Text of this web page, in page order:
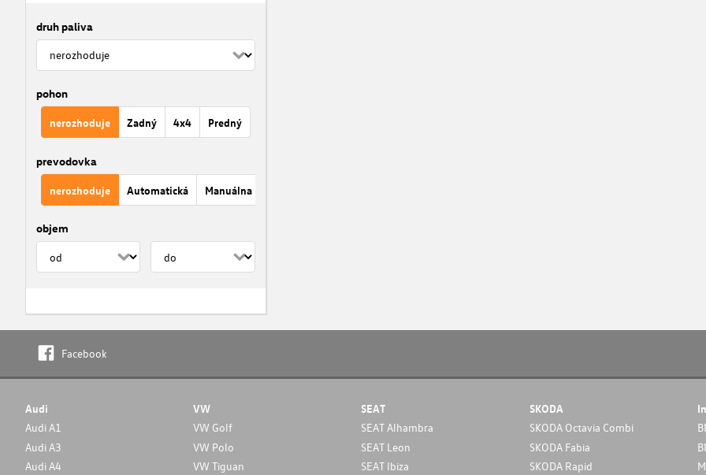
druh paliva
pohon
nerozhoduje Zadný 4x4 Predný
prevodovka
nerozhoduje Automatická Manuálna
objem
Facebook
Audi
Audi A1
Audi A3
Audi A4
VW
VW Golf
VW Polo
VW Tiguan
SEAT
SEAT Alhambra
SEAT Leon
SEAT Ibiza
SKODA
SKODA Octavia Combi
SKODA Fabia
SKODA Rapid